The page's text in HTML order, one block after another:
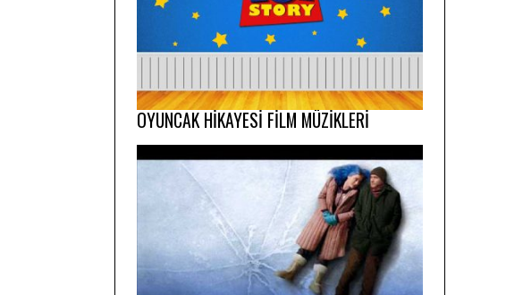
OYUNCAK HİKAYESİ FİLM MÜZİKLERİ